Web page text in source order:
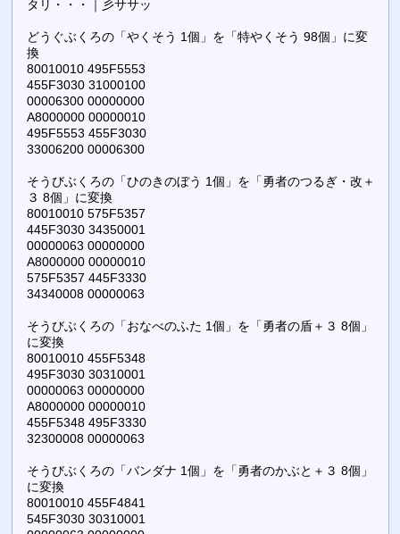
タリ・・・｜彡ササッ
どうぐぶくろの「やくそう 1個」を「特やくそう 98個」に変
換
80010010 495F5553
455F3030 31000100
00006300 00000000
A8000000 00000010
495F5553 455F3030
33006200 00006300
そうびぶくろの「ひのきのぼう 1個」を「勇者のつるぎ・改＋
３ 8個」に変換
80010010 575F5357
445F3030 34350001
00000063 00000000
A8000000 00000010
575F5357 445F3330
34340008 00000063
そうびぶくろの「おなべのふた 1個」を「勇者の盾＋３ 8個」
に変換
80010010 455F5348
495F3030 30310001
00000063 00000000
A8000000 00000010
455F5348 495F3330
32300008 00000063
そうびぶくろの「バンダナ 1個」を「勇者のかぶと＋３ 8個」
に変換
80010010 455F4841
545F3030 30310001